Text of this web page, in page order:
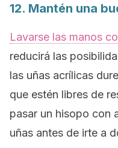
12. Mantén una
Lavarse las manos
reducirá las
las uñas acrílicas
que estén libres de
pasar un hisopo con
uñas antes de irte a